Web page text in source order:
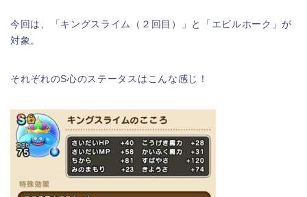
今回は、「キングスライム（２回目）」と「エビルホーク」が
対象。
それぞれのS心のステータスはこんな感じ！